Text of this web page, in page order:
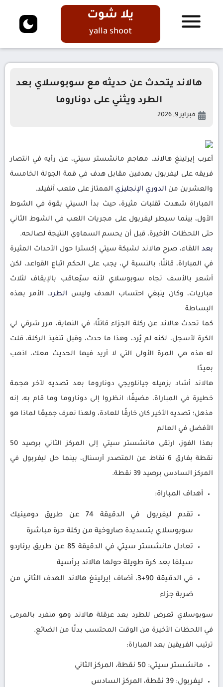
يلا شوت
yalla shoot
هالاند يتحدث عن حديثه مع سوبوسلاي بعد
الطرد ويثني على دوناروما
فبراير 9, 2026
أعرب إيرلينغ هالاند، مهاجم مانشستر سيتي، عن رأيه في انتصار
فريقه على ليفربول بهدفين مقابل هدف في قمة الجولة الخامسة
والعشرين من الدوري الإنجليزي الممتاز على ملعب آنفيلد.
المباراة شهدت تقلبات مثيرة، حيث بدأ السيتي بقوة في الشوط
الأول، بينما سيطر ليفربول على مجريات اللعب في الشوط الثاني
حتى اللحظات الأخيرة، قبل أن يحسم السماوي النتيجة لصالحه.
بعد اللقاء، صرح هالاند لشبكة سيتي إكسترا حول الأحداث المثيرة
في المباراة، قائلًا: بالنسبة لي، يجب على الحكم اتباع القواعد، لكن
أشعر بالأسف تجاه سوبوسلاي لأنه سيُعاقب بالإيقاف لثلاث
مباريات، وكان ينبغي احتساب الهدف وليس الطرد، الأمر بهذه
البساطة
كما تحدث هالاند عن ركلة الجزاء قائلًا: في النهاية، مرر شرقي لي
الكرة لأسجل، لكنه لم يُرد، وهذا ما حدث، وقبل تنفيذ الركلة، قلت
له هذه هي المرة الأولى التي لا أريد فيها الحديث معك، اذهب
بعيدًا
هالاند أشاد بزميله جيانلويجي دوناروما بعد تصديه لآخر هجمة
خطيرة في المباراة، مضيفًا: انظروا إلى دوناروما وما قام به، إنه
مذهل؛ تصديه الأخير كان خارقًا للعادة، ولهذا نعرف جميعًا لماذا هو
الأفضل في العالم
بهذا الفوز، ارتقى مانشستر سيتي إلى المركز الثاني برصيد 50
نقطة بفارق 6 نقاط عن المتصدر آرسنال، بينما حل ليفربول في
المركز السادس برصيد 39 نقطة.
أهداف المباراة:
تقدم ليفربول في الدقيقة 74 عن طريق دومينيك
سوبوسلاي بتسديدة صاروخية من ركلة حرة مباشرة
تعادل مانشستر سيتي في الدقيقة 85 عن طريق برناردو
سيلفا بعد كرة طويلة حولها هالاند برأسية
في الدقيقة 90+3، أضاف إيرلينغ هالاند الهدف الثاني من
ضربة جزاء
سوبوسلاي تعرض للطرد بعد عرقلة هالاند وهو منفرد بالمرمى
في اللحظات الأخيرة من الوقت المحتسب بدلًا من الضائع.
ترتيب الفريقين بعد المباراة:
مانشستر سيتي: 50 نقطة، المركز الثاني
ليفربول: 39 نقطة، المركز السادس